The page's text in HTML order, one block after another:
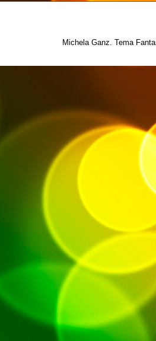
Michela Ganz. Tema